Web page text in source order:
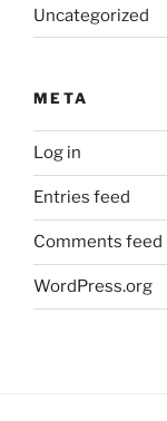
Uncategorized
META
Log in
Entries feed
Comments feed
WordPress.org